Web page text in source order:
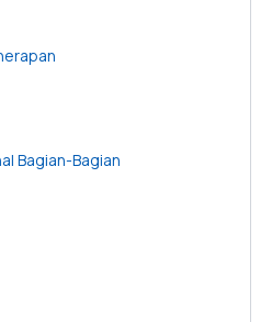
Bagian-Bagian